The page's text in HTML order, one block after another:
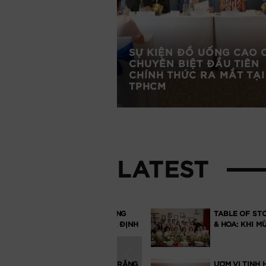
SỰ KIỆN ĐỒ UỐNG CAO
CHUYÊN BIỆT ĐẦU TIÊN
CHÍNH THỨC RA MẮT TẠI
TPHCM
LATEST
TABLE OF STORIES
& HOA: KHI MÙI
ƯƠM VỊ TINH HOA TẠI